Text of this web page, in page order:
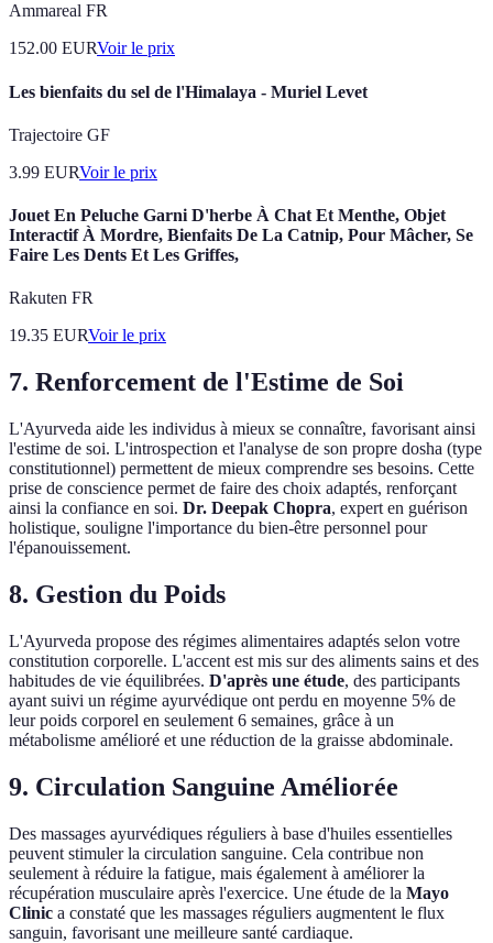
Ammareal FR
152.00 EURVoir le prix
Les bienfaits du sel de l'Himalaya - Muriel Levet
Trajectoire GF
3.99 EURVoir le prix
Jouet En Peluche Garni D'herbe À Chat Et Menthe, Objet
Interactif À Mordre, Bienfaits De La Catnip, Pour Mâcher, Se
Faire Les Dents Et Les Griffes,
Rakuten FR
19.35 EURVoir le prix
7. Renforcement de l'Estime de Soi
L'Ayurveda aide les individus à mieux se connaître, favorisant ainsi
l'estime de soi. L'introspection et l'analyse de son propre dosha (type
constitutionnel) permettent de mieux comprendre ses besoins. Cette
prise de conscience permet de faire des choix adaptés, renforçant
ainsi la confiance en soi. Dr. Deepak Chopra, expert en guérison
holistique, souligne l'importance du bien-être personnel pour
l'épanouissement.
8. Gestion du Poids
L'Ayurveda propose des régimes alimentaires adaptés selon votre
constitution corporelle. L'accent est mis sur des aliments sains et des
habitudes de vie équilibrées. D'après une étude, des participants
ayant suivi un régime ayurvédique ont perdu en moyenne 5% de
leur poids corporel en seulement 6 semaines, grâce à un
métabolisme amélioré et une réduction de la graisse abdominale.
9. Circulation Sanguine Améliorée
Des massages ayurvédiques réguliers à base d'huiles essentielles
peuvent stimuler la circulation sanguine. Cela contribue non
seulement à réduire la fatigue, mais également à améliorer la
récupération musculaire après l'exercice. Une étude de la Mayo
Clinic a constaté que les massages réguliers augmentent le flux
sanguin, favorisant une meilleure santé cardiaque.